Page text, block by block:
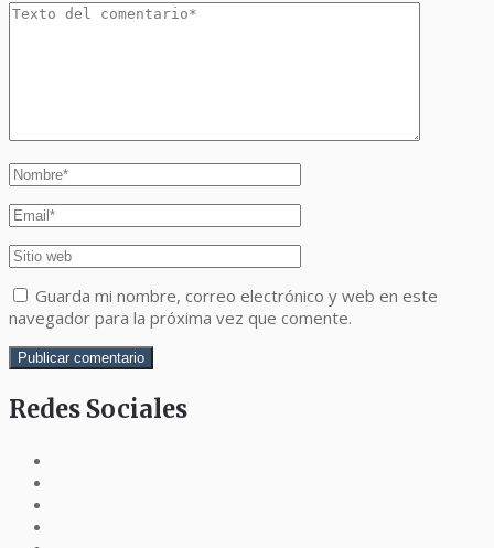
Guarda mi nombre, correo electrónico y web en este
navegador para la próxima vez que comente.
Redes Sociales